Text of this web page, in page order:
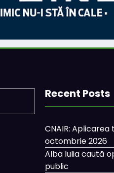
Recent Posts
CNAIR:
octombrie 2026
Alba Iulia caută
public